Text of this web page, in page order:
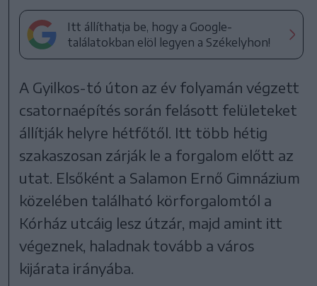
Itt állíthatja be, hogy a Google-
találatokban elöl legyen a Székelyhon!
A Gyilkos-tó úton az év folyamán végzett
csatornaépítés során felásott felületeket
állítják helyre hétfőtől. Itt több hétig
szakaszosan zárják le a forgalom előtt az
utat. Elsőként a Salamon Ernő Gimnázium
közelében található körforgalomtól a
Kórház utcáig lesz útzár, majd amint itt
végeznek, haladnak tovább a város
kijárata irányába.